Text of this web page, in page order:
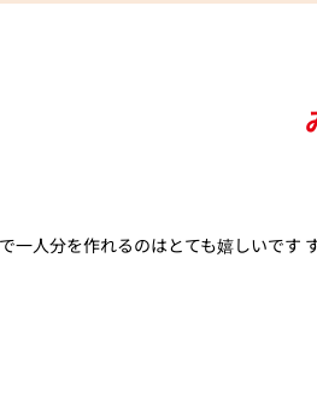
一人分を作れるのはとても嬉しいです